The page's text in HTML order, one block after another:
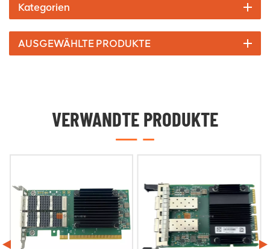
Kategorien
AUSGEWÄHLTE PRODUKTE
VERWANDTE PRODUKTE